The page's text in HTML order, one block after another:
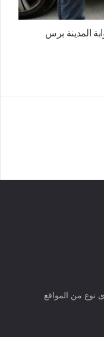
المدينة برس
نوع من المواقع